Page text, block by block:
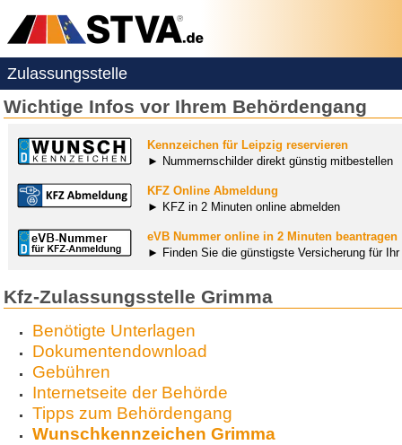
Zulassungsstelle
Wichtige Infos vor Ihrem Behördengang
Kennzeichen für Leipzig reservieren
► Nummernschilder direkt günstig mitbestellen
KFZ Online Abmeldung
► KFZ in 2 Minuten online abmelden
eVB Nummer online in 2 Minuten beantragen
► Finden Sie die günstigste Versicherung für
Kfz-Zulassungsstelle Grimma
Benötigte Unterlagen
Dokumentendownload
Gebühren
Internetseite der Behörde
Tipps zum Behördengang
Wunschkennzeichen Grimma